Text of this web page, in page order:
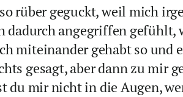
rüber geguckt, weil mich
dadurch angegriffen gefühlt,
miteinander gehabt so und
gesagt, aber dann zu mir
du mir nicht in die Augen,